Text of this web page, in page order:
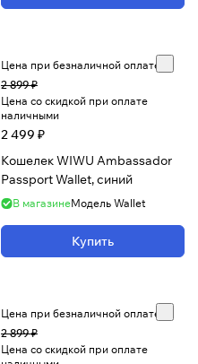
Цена при безналичной оплате
2 899 ₽
Цена со скидкой при оплате
наличными
2 499 ₽
Кошелек WIWU Ambassador
Passport Wallet, синий
В магазинеМодель Wallet
Купить
Цена при безналичной оплате
2 899 ₽
Цена со скидкой при оплате